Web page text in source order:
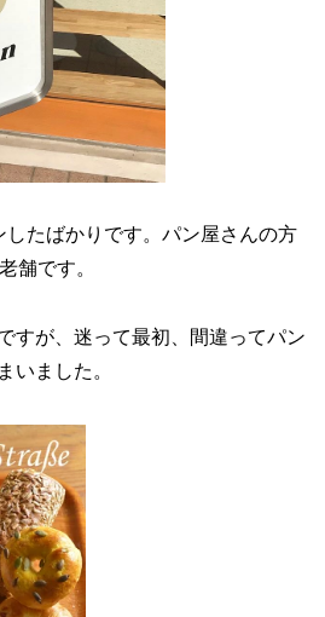
たばかりです。パン屋さんの方
舗です。
すが、迷って最初、間違ってパン
いました。